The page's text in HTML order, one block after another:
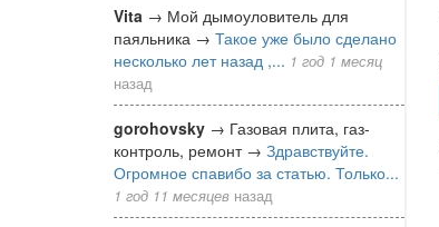
Vita → Мой дымоуловитель для
паяльника → Такое уже было сделано
несколько лет назад ,... 1 год 1 месяц
назад
gorohovsky → Газовая плита, газ-
контроль, ремонт → Здравствуйте.
Огромное спавибо за статью. Только...
1 год 11 месяцев назад